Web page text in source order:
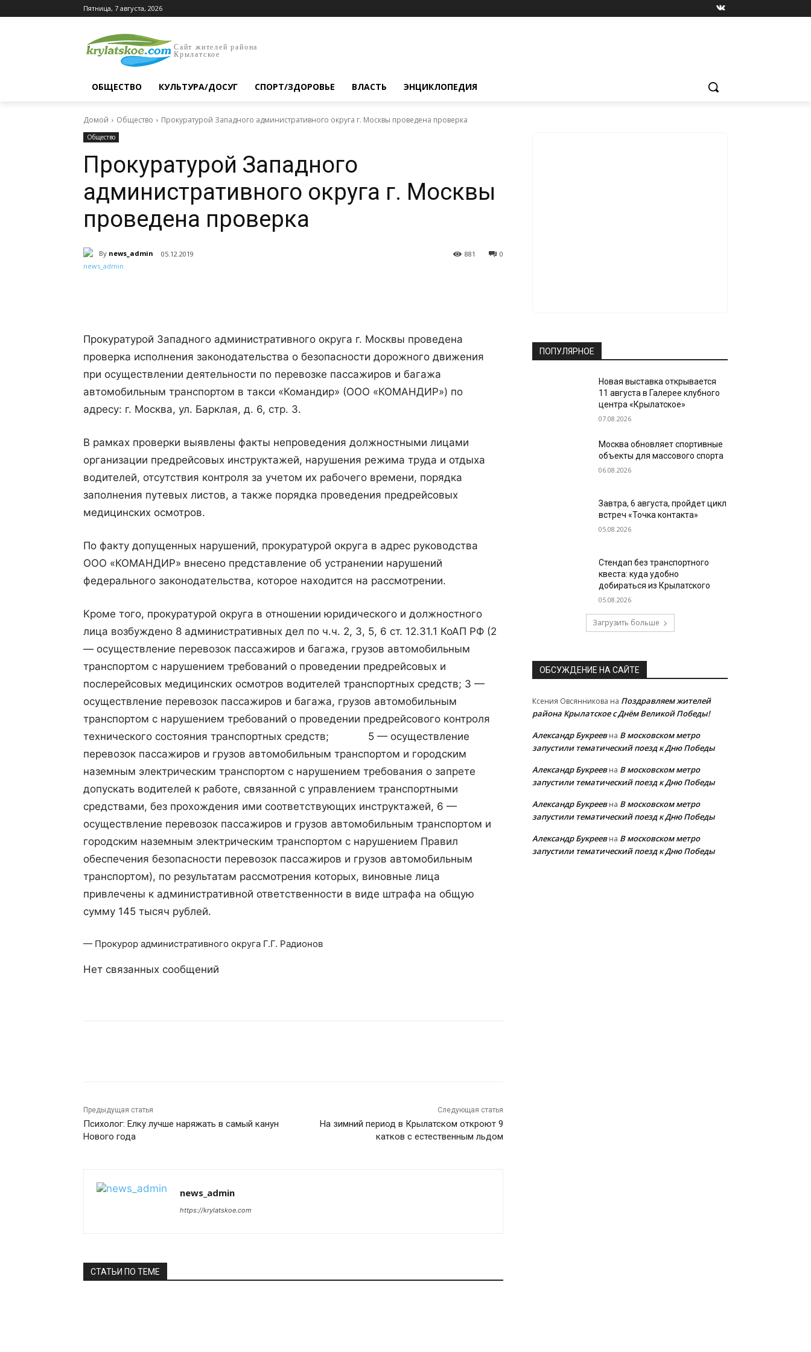
Пятница, 7 августа, 2026
Сайт жителей района
Крылатское
ОБЩЕСТВО КУЛЬТУРА/ДОСУГ СПОРТ/ЗДОРОВЬЕ ВЛАСТЬ ЭНЦИКЛОПЕДИЯ
Домой Общество Прокуратурой Западного административного округа г. Москвы проведена проверка
Общество
Прокуратурой Западного
административного округа г. Москвы
проведена проверка
By news_admin 05.12.2019 0
881
Прокуратурой Западного административного округа г. Москвы проведена
проверка исполнения законодательства о безопасности дорожного движения
при осуществлении деятельности по перевозке пассажиров и багажа
автомобильным транспортом в такси «Командир» (ООО «КОМАНДИР») по
адресу: г. Москва, ул. Барклая, д. 6, стр. 3.
В рамках проверки выявлены факты непроведения должностными лицами
организации предрейсовых инструктажей, нарушения режима труда и отдыха
водителей, отсутствия контроля за учетом их рабочего времени, порядка
заполнения путевых листов, а также порядка проведения предрейсовых
медицинских осмотров.
По факту допущенных нарушений, прокуратурой округа в адрес руководства
ООО «КОМАНДИР» внесено представление об устранении нарушений
федерального законодательства, которое находится на рассмотрении.
Кроме того, прокуратурой округа в отношении юридического и должностного
лица возбуждено 8 административных дел по ч.ч. 2, 3, 5, 6 ст. 12.31.1 КоАП РФ (2
— осуществление перевозок пассажиров и багажа, грузов автомобильным
транспортом с нарушением требований о проведении предрейсовых и
послерейсовых медицинских осмотров водителей транспортных средств; 3 —
осуществление перевозок пассажиров и багажа, грузов автомобильным
транспортом с нарушением требований о проведении предрейсового контроля
технического состояния транспортных средств; 5 — осуществление
перевозок пассажиров и грузов автомобильным транспортом и городским
наземным электрическим транспортом с нарушением требования о запрете
допускать водителей к работе, связанной с управлением транспортными
средствами, без прохождения ими соответствующих инструктажей, 6 —
осуществление перевозок пассажиров и грузов автомобильным транспортом и
городским наземным электрическим транспортом с нарушением Правил
обеспечения безопасности перевозок пассажиров и грузов автомобильным
транспортом), по результатам рассмотрения которых, виновные лица
привлечены к административной ответственности в виде штрафа на общую
сумму 145 тысяч рублей.
— Прокурор административного округа Г.Г. Радионов
Нет связанных сообщений
Предыдущая статья
Психолог: Елку лучше наряжать в самый канун
Нового года
Следующая статья
На зимний период в Крылатском откроют 9
катков с естественным льдом
news_admin
https://krylatskoe.com
СТАТЬИ ПО ТЕМЕ
ПОПУЛЯРНОЕ
Новая выставка открывается
11 августа в Галерее клубного
центра «Крылатское»
07.08.2026
Москва обновляет спортивные
объекты для массового спорта
06.08.2026
Завтра, 6 августа, пройдет цикл
встреч «Точка контакта»
05.08.2026
Стендап без транспортного
квеста: куда удобно
добираться из Крылатского
05.08.2026
Загрузить больше
ОБСУЖДЕНИЕ НА САЙТЕ
Ксения Овсянникова на Поздравляем жителей
района Крылатское с Днём Великой Победы!
Александр Букреевна В московском метро
запустили тематический поезд к Дню Победы
Александр Букреевна В московском метро
запустили тематический поезд к Дню Победы
Александр Букреевна В московском метро
запустили тематический поезд к Дню Победы
Александр Букреевна В московском метро
запустили тематический поезд к Дню Победы